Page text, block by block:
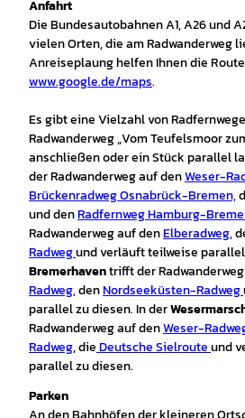
Anfahrt
Die Bundesautobahnen A1, A26 und
vielen Orten, die am Radwanderweg
Anreiseplaung helfen Ihnen die
www.google.de/maps.
Es gibt eine Vielzahl von
Radwanderweg „Vom Teufelsmoor
anschließen oder ein Stück parallel
der Radwanderweg auf denWeser-
Brückenradweg Osnabrück-Bremen,
und denRadfernweg Hamburg-
Radwanderweg auf denElberadweg,
Radwegund verläuft teilweise
Bremerhaventrifft der
Radweg,denNordseeküsten-Radweg
parallel zu diesen. In der
Radwanderweg auf denWeser-
Radweg, dieDeutsche Sielrouteund
parallel zu diesen.
Parken